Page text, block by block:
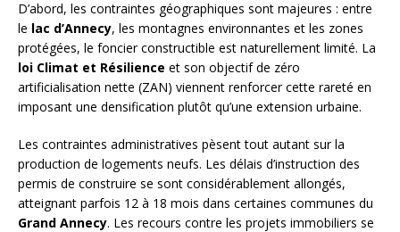
D’abord, les contraintes géographiques sont majeures : entre
le lac d’Annecy, les montagnes environnantes et les zones
protégées, le foncier constructible est naturellement limité. La
loi Climat et Résilience et son objectif de zéro
artificialisation nette (ZAN) viennent renforcer cette rareté en
imposant une densification plutôt qu’une extension urbaine.
Les contraintes administratives pèsent tout autant sur la
production de logements neufs. Les délais d’instruction des
permis de construire se sont considérablement allongés,
atteignant parfois 12 à 18 mois dans certaines communes du
Grand Annecy. Les recours contre les projets immobiliers se